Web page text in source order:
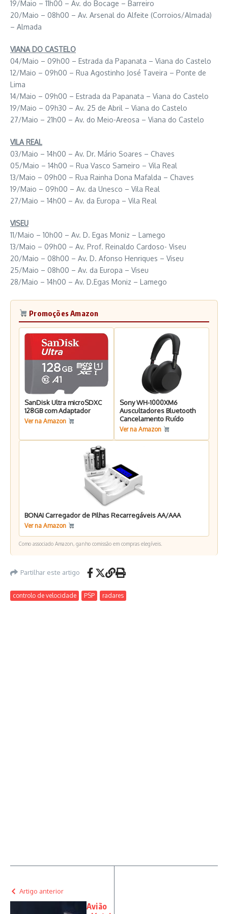
19/Maio – 11h00 – Av. do Bocage – Barreiro
20/Maio – 08h00 – Av. Arsenal do Alfeite (Corroios/Almada)
– Almada
VIANA DO CASTELO
04/Maio – 09h00 – Estrada da Papanata – Viana do Castelo
12/Maio – 09h00 – Rua Agostinho José Taveira – Ponte de
Lima
14/Maio – 09h00 – Estrada da Papanata – Viana do Castelo
19/Maio – 09h30 – Av. 25 de Abril – Viana do Castelo
27/Maio – 21h00 – Av. do Meio-Areosa – Viana do Castelo
VILA REAL
03/Maio – 14h00 – Av. Dr. Mário Soares – Chaves
05/Maio – 14h00 – Rua Vasco Sameiro – Vila Real
13/Maio – 09h00 – Rua Rainha Dona Mafalda – Chaves
19/Maio – 09h00 – Av. da Unesco – Vila Real
27/Maio – 14h00 – Av. da Europa – Vila Real
VISEU
11/Maio – 10h00 – Av. D. Egas Moniz – Lamego
13/Maio – 09h00 – Av. Prof. Reinaldo Cardoso- Viseu
20/Maio – 08h00 – Av. D. Afonso Henriques – Viseu
25/Maio – 08h00 – Av. da Europa – Viseu
28/Maio – 14h00 – Av. D.Egas Moniz – Lamego
Promoções Amazon
SanDisk Ultra microSDXC
128GB com Adaptador
Ver na Amazon
Sony WH-1000XM6
Auscultadores Bluetooth
Cancelamento Ruído
Ver na Amazon
BONAI Carregador de Pilhas Recarregáveis AA/AAA
Ver na Amazon
Como associado Amazon, ganho comissão em compras elegíveis.
Partilhar este artigo
controlo de velocidade PSP radares
Artigo anterior
Avião